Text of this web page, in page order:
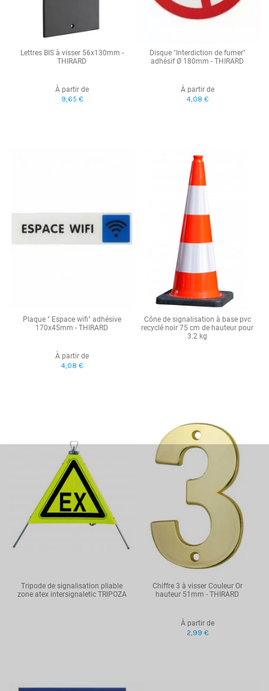
Lettres BIS à visser 56x130mm -
THIRARD
À partir de
9,65 €
Disque "Interdiction de fumer"
adhésif Ø 180mm - THIRARD
À partir de
4,08 €
Plaque " Espace wifi" adhésive
170x45mm - THIRARD
À partir de
4,08 €
Cône de signalisation à base pvc
recyclé noir 75 cm de hauteur pour
3.2 kg
Tripode de signalisation pliable
zone atex intersignaletic TRIPOZA
Chiffre 3 à visser Couleur Or
hauteur 51mm - THIRARD
À partir de
2,99 €